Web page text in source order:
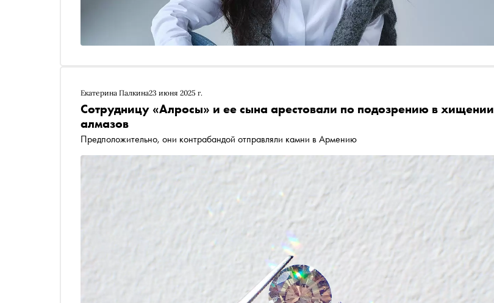
Екатерина Палкина23 июня 2025 г.
Сотрудницу «Алросы» и ее сына арестовали по подозрению в хищении
алмазов
Предположительно, они контрабандой отправляли камни в Армению